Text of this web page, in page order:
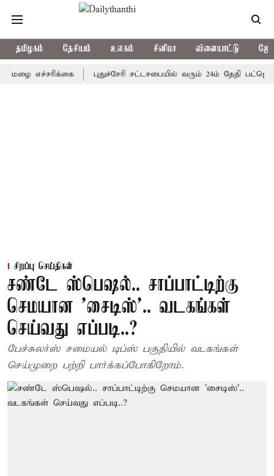
தமிழகம் தேசியம் உலகம் சினிமா விளையாட்டு
புதுச்சேரி சட்டசபையில் வரும் 24ம் தேதி பட்ஜெட்
சிறப்பு செய்திகள்
சண்டே ஸ்பெஷல்.. சாப்பாட்டிற்கு
செமயான 'சைடிஸ்'.. வடகங்கள்
செய்வது எப்படி..?
பேச்சுலர்ஸ் சமையல் டிப்ஸ் பகுதியில் வடகங்கள்
செய்முறை பற்றி பார்க்கப்போகிறோம்.